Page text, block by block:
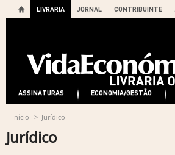
LIVRARIA JORNAL CONTRIBUINTE
ASSINATURAS ECONOMIA/GESTÃO
Início > Jurídico
Jurídico